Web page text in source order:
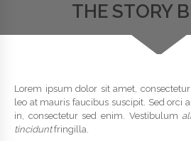
THE STORY
Lorem ipsum dolor sit amet,
leo at mauris faucibus suscipit. Sed orci
in, consectetur sed enim. Vestibulum
tinciduntfringilla.